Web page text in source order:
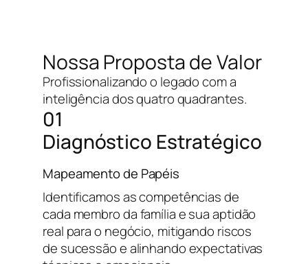
Nossa Proposta de Valor
Profissionalizando o legado com a
inteligência dos quatro quadrantes.
01
Diagnóstico Estratégico
Mapeamento de Papéis
Identificamos as competências de
cada membro da família e sua aptidão
real para o negócio, mitigando riscos
de sucessão e alinhando expectativas